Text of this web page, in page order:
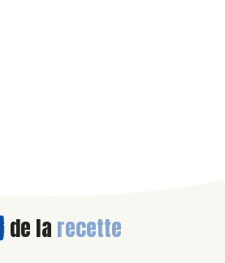
de la recette